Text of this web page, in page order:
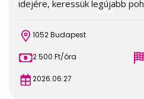
idejére, keressük legújabb
1052 Budapest
2 500 Ft/óra
2026.06.27